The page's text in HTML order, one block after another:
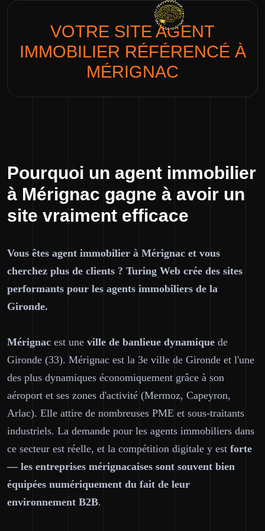
VOTRE SITE AGENT
IMMOBILIER RÉFÉRENCÉ À
MÉRIGNAC
Pourquoi un agent immobilier
à Mérignac gagne à avoir un
site vraiment efficace
Vous êtes agent immobilier à Mérignac et vous
cherchez plus de clients ? Turing Web crée des sites
performants pour les agents immobiliers de la
Gironde.
Mérignac est une ville de banlieue dynamique de
Gironde (33). Mérignac est la 3e ville de Gironde et l'une
des plus dynamiques économiquement grâce à son
aéroport et ses zones d'activité (Mermoz, Capeyron,
Arlac). Elle attire de nombreuses PME et sous-traitants
industriels. La demande pour les agents immobiliers dans
ce secteur est réelle, et la compétition digitale y est forte
— les entreprises mérignacaises sont souvent bien
équipées numériquement du fait de leur
environnement B2B.